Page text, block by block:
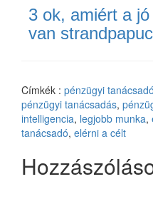
3 ok, amiért a
van
Címkék : pénzügyi tanácsadó
pénzügyi tanácsadás,
intelligencia, legjobb munka,
tanácsadó, elérni a célt